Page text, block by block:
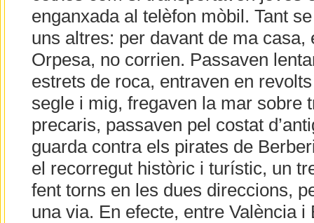
enganxada al telèfon mòbil. Tant
uns altres: per davant de ma casa,
Orpesa, no corrien. Passaven
estrets de roca, entraven en
segle i mig, fregaven la mar sobre
precaris, passaven pel costat
guarda contra els pirates de
el recorregut històric i turístic, un
fent torns en les dues direccions,
una via. En efecte, entre València i